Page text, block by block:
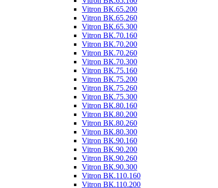
Vitron ВК.65.200
Vitron ВК.65.260
Vitron ВК.65.300
Vitron ВК.70.160
Vitron ВК.70.200
Vitron ВК.70.260
Vitron ВК.70.300
Vitron ВК.75.160
Vitron ВК.75.200
Vitron ВК.75.260
Vitron ВК.75.300
Vitron ВК.80.160
Vitron ВК.80.200
Vitron ВК.80.260
Vitron ВК.80.300
Vitron ВК.90.160
Vitron ВК.90.200
Vitron ВК.90.260
Vitron ВК.90.300
Vitron ВК.110.160
Vitron ВК.110.200